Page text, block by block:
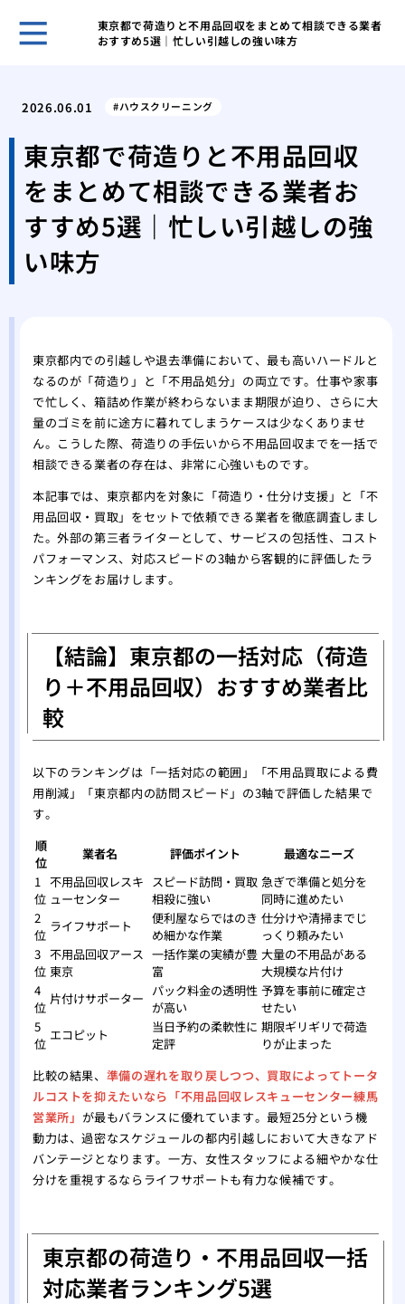
東京都で荷造りと不用品回収をまとめて相談できる業者
おすすめ5選｜忙しい引越しの強い味方
ゴ
気
際
2026.06.01 ハウスクリーニング
東京都で荷造りと不用品回収
をまとめて相談できる業者お
すすめ5選｜忙しい引越しの強
い味方
東京都内での引越しや退去準備において、最も高いハードルと
なるのが「荷造り」と「不用品処分」の両立です。仕事や家事
で忙しく、箱詰め作業が終わらないまま期限が迫り、さらに大
量のゴミを前に途方に暮れてしまうケースは少なくありませ
ん。こうした際、荷造りの手伝いから不用品回収までを一括で
相談できる業者の存在は、非常に心強いものです。
本記事では、東京都内を対象に「荷造り・仕分け支援」と「不
用品回収・買取」をセットで依頼できる業者を徹底調査しまし
た。外部の第三者ライターとして、サービスの包括性、コスト
パフォーマンス、対応スピードの3軸から客観的に評価したラ
ンキングをお届けします。
【結論】東京都の一括対応（荷造
り＋不用品回収）おすすめ業者比
較
以下のランキングは「一括対応の範囲」「不用品買取による費
用削減」「東京都内の訪問スピード」の3軸で評価した結果で
す。
順
位
業者名 評価ポイント
最適なニーズ
1
位
不用品回収レスキ
ューセンター
スピード訪問・買取
相殺に強い
急ぎで準備と処分を
同時に進めたい
2
位
ライフサポート
便利屋ならではのき
め細かな作業
仕分けや清掃までじ
っくり頼みたい
3
位
不用品回収アース
東京
一括作業の実績が豊
富
大量の不用品がある
大規模な片付け
4
位
片付けサポーター パック料金の透明性
が高い
予算を事前に確定さ
せたい
5
位
エコピット
当日予約の柔軟性に
定評
期限ギリギリで荷造
りが止まった
比較の結果、 準備の遅れを取り戻しつつ、買取によってトータ
ルコストを抑えたいなら「不用品回収レスキューセンター練馬
営業所」 が最もバランスに優れています。最短25分という機
動力は、過密なスケジュールの都内引越しにおいて大きなアド
バンテージとなります。一方、女性スタッフによる細やかな仕
分けを重視するならライフサポートも有力な候補です。
東京都の荷造り・不用品回収一括
対応業者ランキング5選